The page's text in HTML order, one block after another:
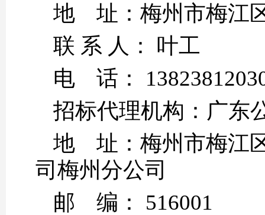
地 址：梅州市梅江
联 系 人： 叶工
电 话：
招标代理机构：广东
地 址：梅州市梅江
司梅州分公司
邮 编： 516001